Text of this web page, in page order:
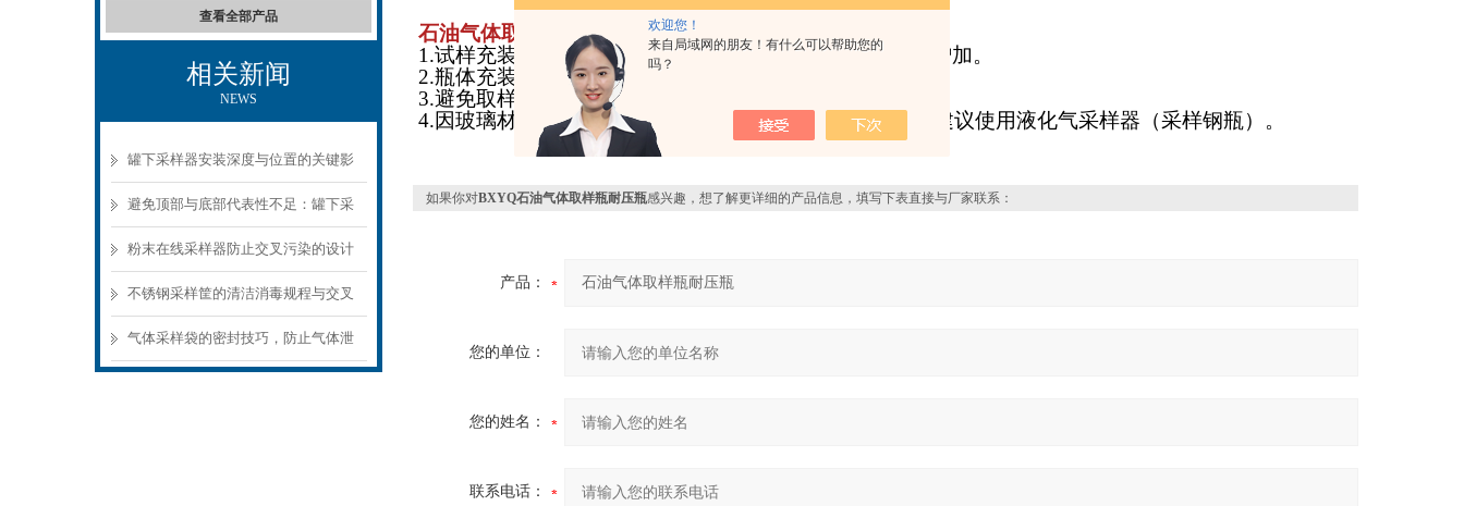
欢迎您！
来自局域网的朋友！有什么可以帮助您的
吗？
查看全部产品
相关新闻
NEWS
罐下采样器安装深度与位置的关键影
响
避免顶部与底部代表性不足：罐下采
样器结构选型要点
粉末在线采样器防止交叉污染的设计
要点
不锈钢采样筐的清洁消毒规程与交叉
污染预防
气体采样袋的密封技巧，防止气体泄
石油气体取样瓶耐压瓶
使用注意事项：
1.试样充装过程中，应匀速充装，使瓶内压力缓慢、匀速增加。
2.瓶体充装压力控制在1.0Mpa以下。
3.避免取样瓶骤冷、骤热。
4.因玻璃材质的特殊性，取样容积大于100ML的样品采集建议使用液化气采样器（采样钢瓶）。
如果你对BXYQ石油气体取样瓶耐压瓶感兴趣，想了解更详细的产品信息，填写下表直接与厂家联系：
产品：
您的单位：
您的姓名：
联系电话：